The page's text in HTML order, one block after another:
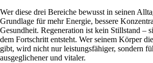
Wer diese drei Bereiche bewusst in seinen
Grundlage für mehr Energie, bessere
Gesundheit. Regeneration ist kein Stillstand –
dem Fortschritt entsteht. Wer seinem Körper
gibt, wird nicht nur leistungsfähiger, sondern
ausgeglichener und vitaler.